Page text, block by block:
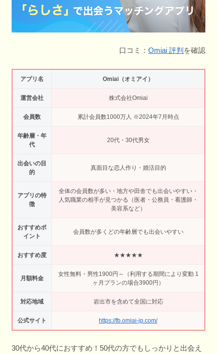
口コミ： Omiai 評判 を確認
アプリ名 Omiai（オミアイ）
運営会社 株式会社Omiai
会員数 累計会員数1000万人 ※2024年7月時点
年齢層・年
代
20代・30代男女
出会いの目
的
真面目な恋人作り・婚活目的
アプリの特
徴
全体の会員数が多い・地方や田舎でも出会いやすい・
人気職業の相手が見つかる（医者・公務員・看護師・
美容系など）
おすすめポ
イント
会員数が多くどの年齢層でも出会いやすい
おすすめ度 ★★★★★
月額料金
女性無料・男性1900円～（利用する期間により変動 1
ヶ月プランの場合3900円）
対応地域 岩出市を含めて全国に対応
公式サイト https://fb.omiai-jp.com/
30代から40代におすすめ！50代の方でもしっかりと出会え